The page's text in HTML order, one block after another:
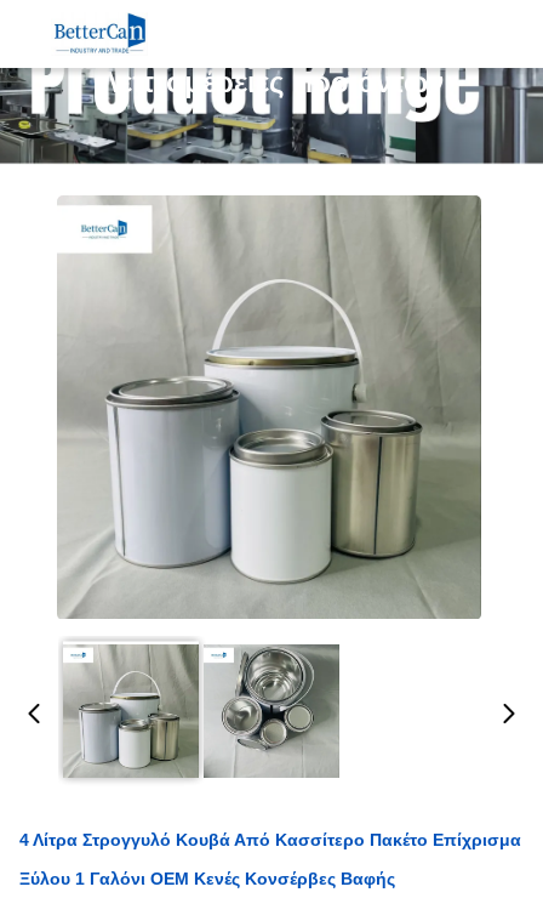
Λεπτομέρειες Προϊόντων
4 Λίτρα Στρογγυλό Κουβά Από Κασσίτερο Πακέτο Επίχρισμα
Ξύλου 1 Γαλόνι OEM Κενές Κονσέρβες Βαφής